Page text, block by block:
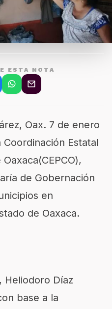
ESTA NOTA
Oax. 7 de enero
Coordinación Estatal
de Gobernación
en
de Oaxaca.
Heliodoro Díaz
base a la